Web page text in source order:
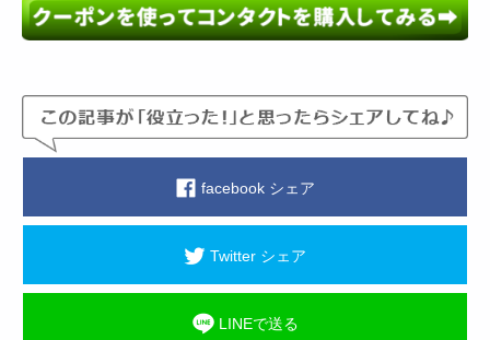
facebook シェア
Twitter シェア
LINEで送る